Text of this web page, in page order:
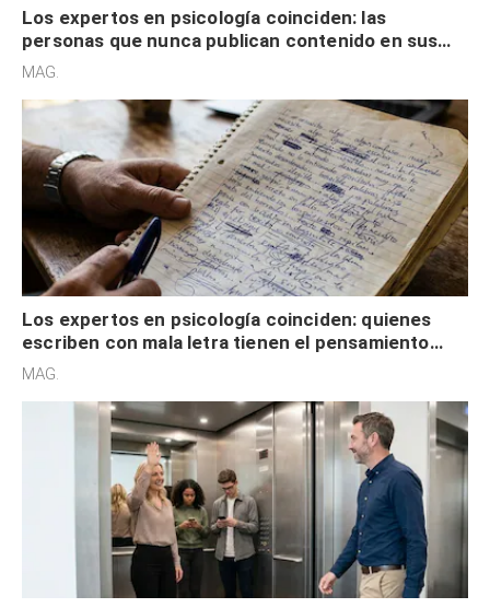
Los expertos en psicología coinciden: las
personas que nunca publican contenido en sus
redes sociales no pretenden buscar validación
MAG.
Los expertos en psicología coinciden: quienes
escriben con mala letra tienen el pensamiento
acelerado y no lo hacen por desinterés
MAG.